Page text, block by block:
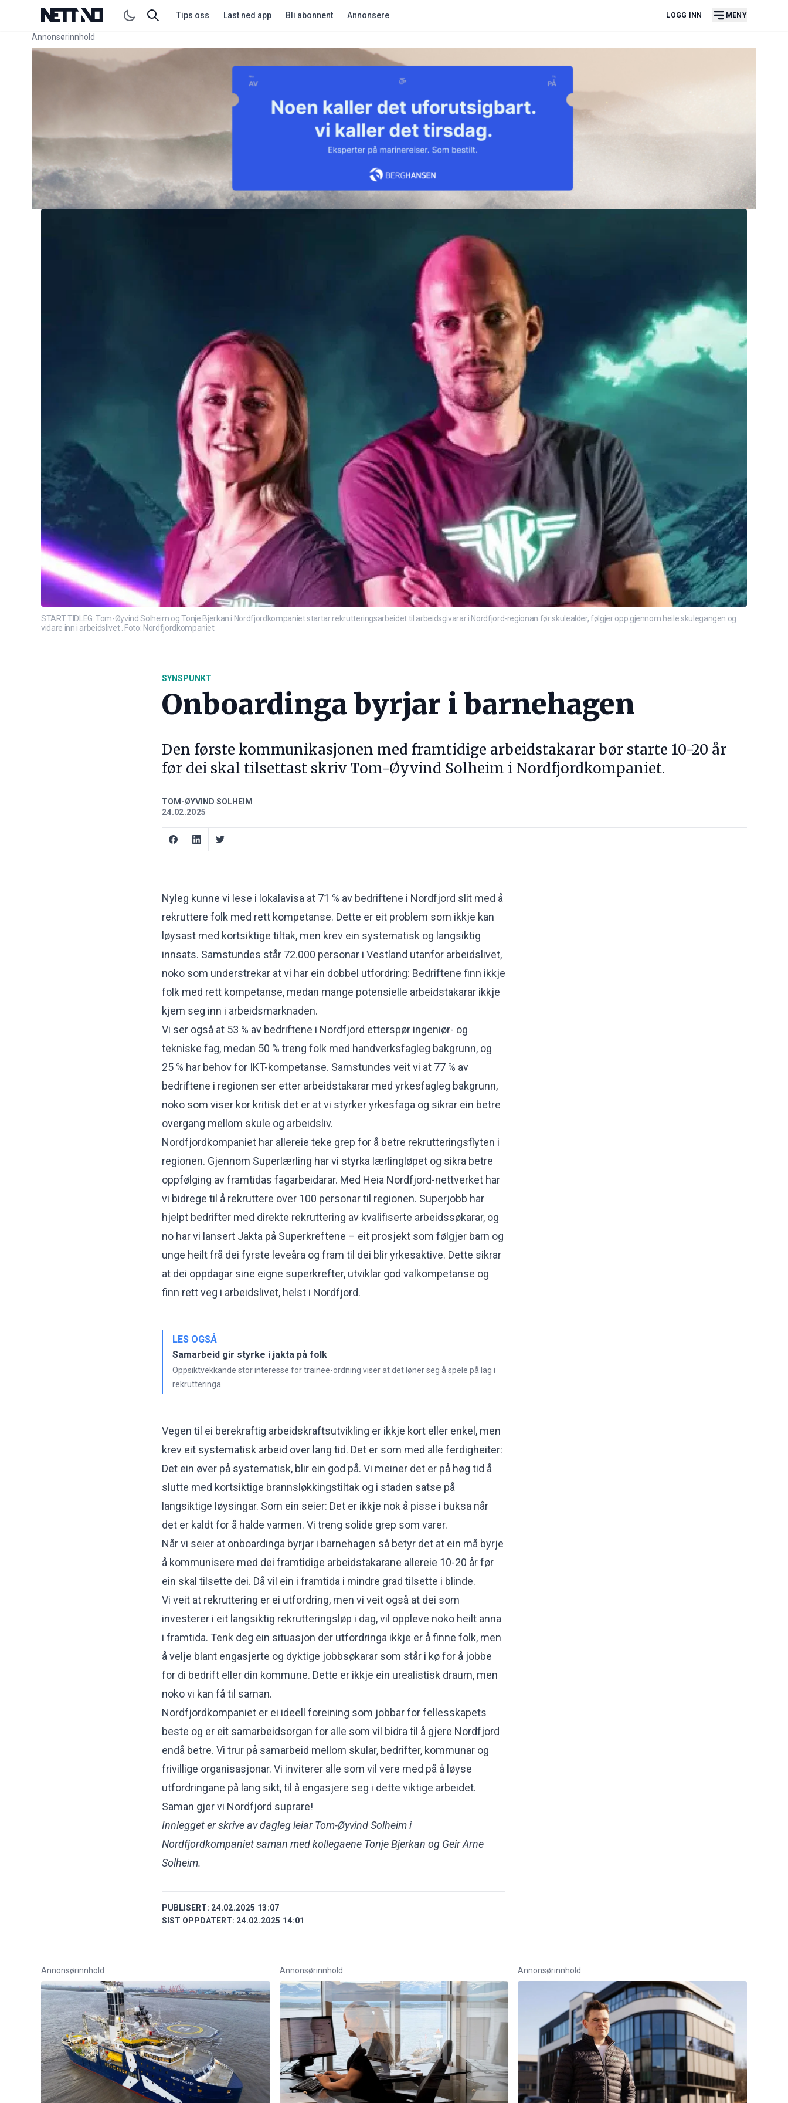
Tips oss Last ned app Bli abonnent Annonsere LOGG INN MENY
Annonsørinnhold
Link for annonse
START TIDLEG: Tom-Øyvind Solheim og Tonje Bjerkan i Nordfjordkompaniet startar rekrutteringsarbeidet til arbeidsgivarar i Nordfjord-regionan før skulealder, følgjer opp gjennom heile skulegangen og
vidare inn i arbeidslivet . Foto: Nordfjordkompaniet
SYNSPUNKT
Onboardinga byrjar i barnehagen
Den første kommunikasjonen med framtidige arbeidstakarar bør starte 10-20 år
før dei skal tilsettast skriv Tom-Øyvind Solheim i Nordfjordkompaniet.
TOM-ØYVIND SOLHEIM
24.02.2025
Nyleg kunne vi lese i lokalavisa at 71 % av bedriftene i Nordfjord slit med å
rekruttere folk med rett kompetanse. Dette er eit problem som ikkje kan
løysast med kortsiktige tiltak, men krev ein systematisk og langsiktig
innsats. Samstundes står 72.000 personar i Vestland utanfor arbeidslivet,
noko som understrekar at vi har ein dobbel utfordring: Bedriftene finn ikkje
folk med rett kompetanse, medan mange potensielle arbeidstakarar ikkje
kjem seg inn i arbeidsmarknaden.
Vi ser også at 53 % av bedriftene i Nordfjord etterspør ingeniør- og
tekniske fag, medan 50 % treng folk med handverksfagleg bakgrunn, og
25 % har behov for IKT-kompetanse. Samstundes veit vi at 77 % av
bedriftene i regionen ser etter arbeidstakarar med yrkesfagleg bakgrunn,
noko som viser kor kritisk det er at vi styrker yrkesfaga og sikrar ein betre
overgang mellom skule og arbeidsliv.
Nordfjordkompaniet har allereie teke grep for å betre rekrutteringsflyten i
regionen. Gjennom Superlærling har vi styrka lærlingløpet og sikra betre
oppfølging av framtidas fagarbeidarar. Med Heia Nordfjord-nettverket har
vi bidrege til å rekruttere over 100 personar til regionen. Superjobb har
hjelpt bedrifter med direkte rekruttering av kvalifiserte arbeidssøkarar, og
no har vi lansert Jakta på Superkreftene – eit prosjekt som følgjer barn og
unge heilt frå dei fyrste leveåra og fram til dei blir yrkesaktive. Dette sikrar
at dei oppdagar sine eigne superkrefter, utviklar god valkompetanse og
finn rett veg i arbeidslivet, helst i Nordfjord.
LES OGSÅ
Samarbeid gir styrke i jakta på folk
Oppsiktvekkande stor interesse for trainee-ordning viser at det løner seg å spele på lag i
rekrutteringa.
Vegen til ei berekraftig arbeidskraftsutvikling er ikkje kort eller enkel, men
krev eit systematisk arbeid over lang tid. Det er som med alle ferdigheiter:
Det ein øver på systematisk, blir ein god på. Vi meiner det er på høg tid å
slutte med kortsiktige brannsløkkingstiltak og i staden satse på
langsiktige løysingar. Som ein seier: Det er ikkje nok å pisse i buksa når
det er kaldt for å halde varmen. Vi treng solide grep som varer.
Når vi seier at onboardinga byrjar i barnehagen så betyr det at ein må byrje
å kommunisere med dei framtidige arbeidstakarane allereie 10-20 år før
ein skal tilsette dei. Då vil ein i framtida i mindre grad tilsette i blinde.
Vi veit at rekruttering er ei utfordring, men vi veit også at dei som
investerer i eit langsiktig rekrutteringsløp i dag, vil oppleve noko heilt anna
i framtida. Tenk deg ein situasjon der utfordringa ikkje er å finne folk, men
å velje blant engasjerte og dyktige jobbsøkarar som står i kø for å jobbe
for di bedrift eller din kommune. Dette er ikkje ein urealistisk draum, men
noko vi kan få til saman.
Nordfjordkompaniet er ei ideell foreining som jobbar for fellesskapets
beste og er eit samarbeidsorgan for alle som vil bidra til å gjere Nordfjord
endå betre. Vi trur på samarbeid mellom skular, bedrifter, kommunar og
frivillige organisasjonar. Vi inviterer alle som vil vere med på å løyse
utfordringane på lang sikt, til å engasjere seg i dette viktige arbeidet.
Saman gjer vi Nordfjord suprare!
Innlegget er skrive av dagleg leiar Tom-Øyvind Solheim i
Nordfjordkompaniet saman med kollegaene Tonje Bjerkan og Geir Arne
Solheim.
PUBLISERT: 24.02.2025 13:07
SIST OPPDATERT: 24.02.2025 14:01
Annonsørinnhold Annonsørinnhold Annonsørinnhold